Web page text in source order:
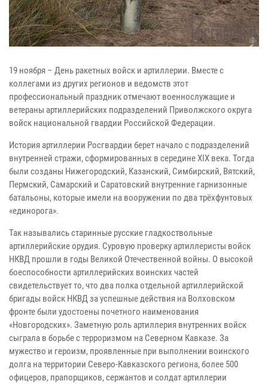
19 ноября – День ракетных войск и артиллерии. Вместе с
коллегами из других регионов и ведомств этот
профессиональный праздник отмечают военнослужащие и
ветераны артиллерийских подразделений Приволжского округа
войск национальной гвардии Российской Федерации.
История артиллерии Росгвардии берет начало с подразделений
внутренней стражи, сформированных в середине XIX века. Тогда
были созданы Нижегородский, Казанский, Симбирский, Вятский,
Пермский, Самарский и Саратовский внутренние гарнизонные
батальоны, которые имели на вооружении по два трёхфунтовых
«единорога».
Так назывались старинные русские гладкоствольные
артиллерийские орудия. Суровую проверку артиллеристы войск
НКВД прошли в годы Великой Отечественной войны. О высокой
боеспособности артиллерийских воинских частей
свидетельствует то, что два полка отдельной артиллерийской
бригады войск НКВД за успешные действия на Волховском
фронте были удостоены почетного наименования
«Новгородских». Заметную роль артиллерия внутренних войск
сыграла в борьбе с терроризмом на Северном Кавказе. За
мужество и героизм, проявленные при выполнении воинского
долга на территории Северо-Кавказского региона, более 500
офицеров, прапорщиков, сержантов и солдат артиллерии